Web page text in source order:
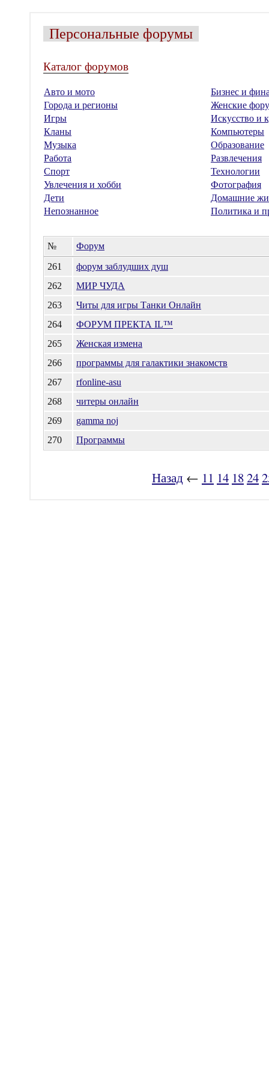
Персональные форумы
Каталог форумов
Авто и мото
Бизнес и
Города и регионы
Женские
Игры
Искусство и
Кланы
Компьютеры
Музыка
Образование
Работа
Развлечения
Спорт
Технологии
Увлечения и хобби
Фотография
Дети
Домашние
Непознанное
Политика и
№
Форум
261
форум заблудших душ
262
МИР ЧУДА
263
Читы для игры Танки Онлайн
264
ФОРУМ ПРЕКТА IL™
265
Женская измена
266
программы для галактики знакомств
267
rfonline-asu
268
читеры онлайн
269
gamma noj
270
Программы
Назад ← 11 14 1824